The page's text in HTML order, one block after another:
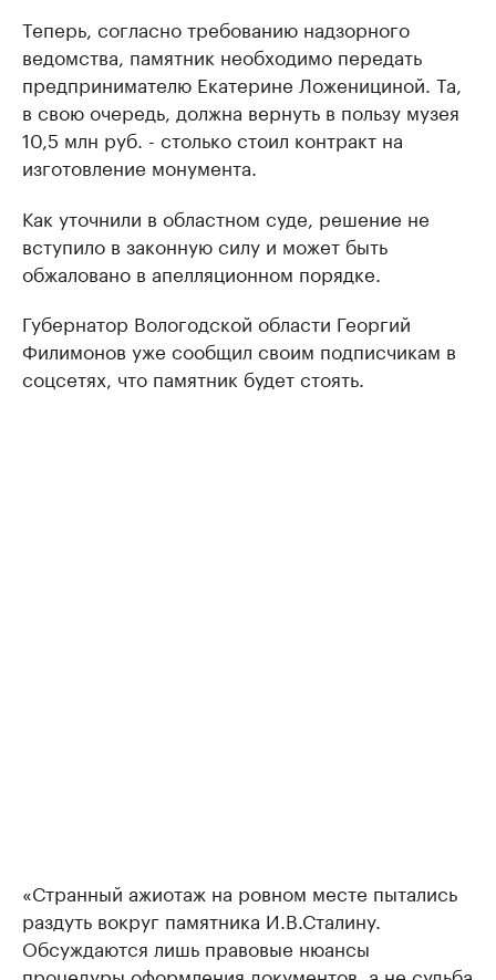
Теперь, согласно требованию надзорного
ведомства, памятник необходимо передать
предпринимателю Екатерине Ложенициной. Та,
в свою очередь, должна вернуть в пользу музея
10,5 млн руб. - столько стоил контракт на
изготовление монумента.
Как уточнили в областном суде, решение не
вступило в законную силу и может быть
обжаловано в апелляционном порядке.
Губернатор Вологодской области Георгий
Филимонов уже сообщил своим подписчикам в
соцсетях, что памятник будет стоять.
«Странный ажиотаж на ровном месте пытались
раздуть вокруг памятника И.В.Сталину.
Обсуждаются лишь правовые нюансы